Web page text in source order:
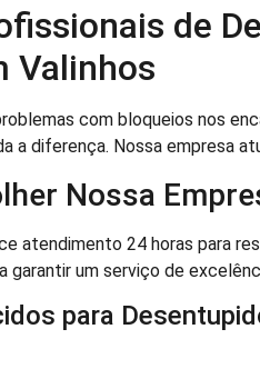
de
Valinhos
com bloqueios nos
a diferença. Nossa empresa
Nossa
atendimento 24 horas para
garantir um serviço de
para